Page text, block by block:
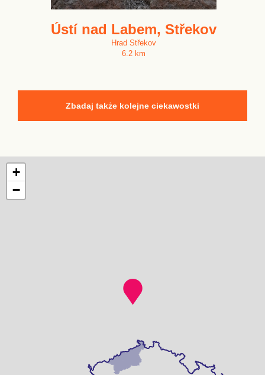
Ústí nad Labem, Střekov
Hrad Střekov
6.2 km
Zbadaj także kolejne ciekawostki
+
−